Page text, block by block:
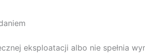
eksploatacji albo nie spełnia